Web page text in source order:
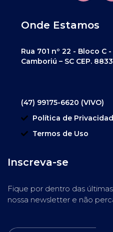
Onde Estamos
Rua 701 nº 22 - Bloco C
Camboriú – SC CEP.
(47) 99175-6620 (VIVO)
Política de
Termos de Uso
Inscreva-se
Fique por dentro das
nossa newsletter e não